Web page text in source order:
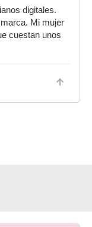
digitales.
Mi mujer
cuestan unos